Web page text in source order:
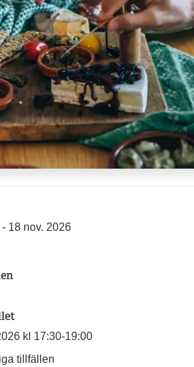
18 nov. 2026
kl 17:30-19:00
tillfällen